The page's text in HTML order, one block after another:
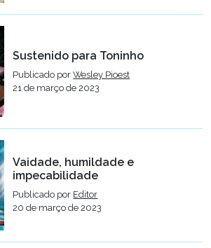
Sustenido para Toninho
Publicado porWesley Pioest
21 de março de 2023
Vaidade, humildade e
impecabilidade
Publicado por Editor
20 de março de 2023